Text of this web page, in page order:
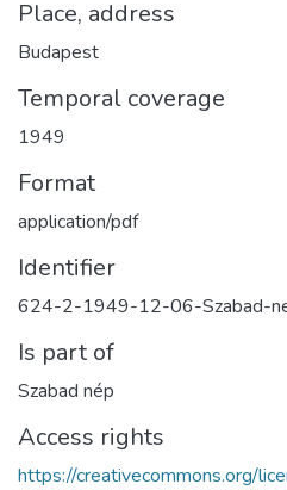
Place, address
Budapest
Temporal coverage
1949
Format
application/pdf
Identifier
624-2-1949-12-06-Szabad-
Is part of
Szabad nép
Access rights
https://creativecommons.org/